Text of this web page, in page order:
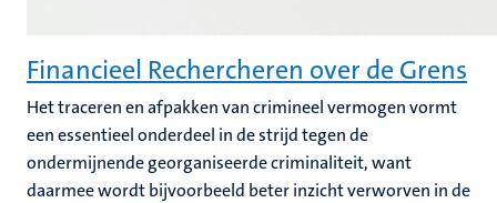
Financieel Rechercheren over de Grens
Het traceren en afpakken van crimineel vermogen vormt
een essentieel onderdeel in de strijd tegen de
ondermijnende georganiseerde criminaliteit, want
daarmee wordt bijvoorbeeld beter inzicht verworven in de